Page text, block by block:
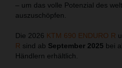
– um das volle Potenzial des
auszuschöpfen.
Die 2026 KTM 690 ENDURO R
R sind ab September 2025 bei
Händlern erhältlich.